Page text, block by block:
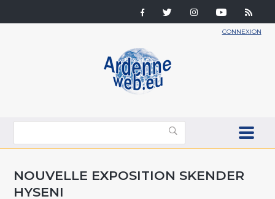
CONNEXION
NOUVELLE EXPOSITION SKENDER
HYSENI